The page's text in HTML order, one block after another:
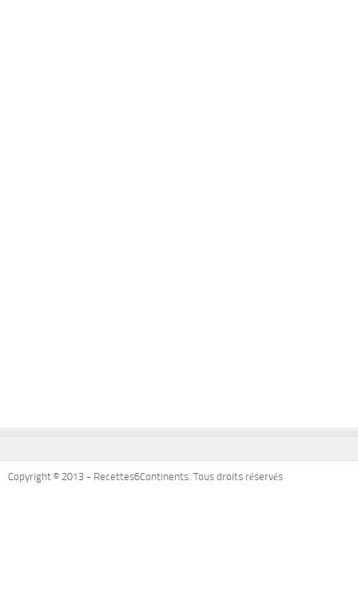
Copyright © 2013 - Recettes6Continents. Tous droits réservés